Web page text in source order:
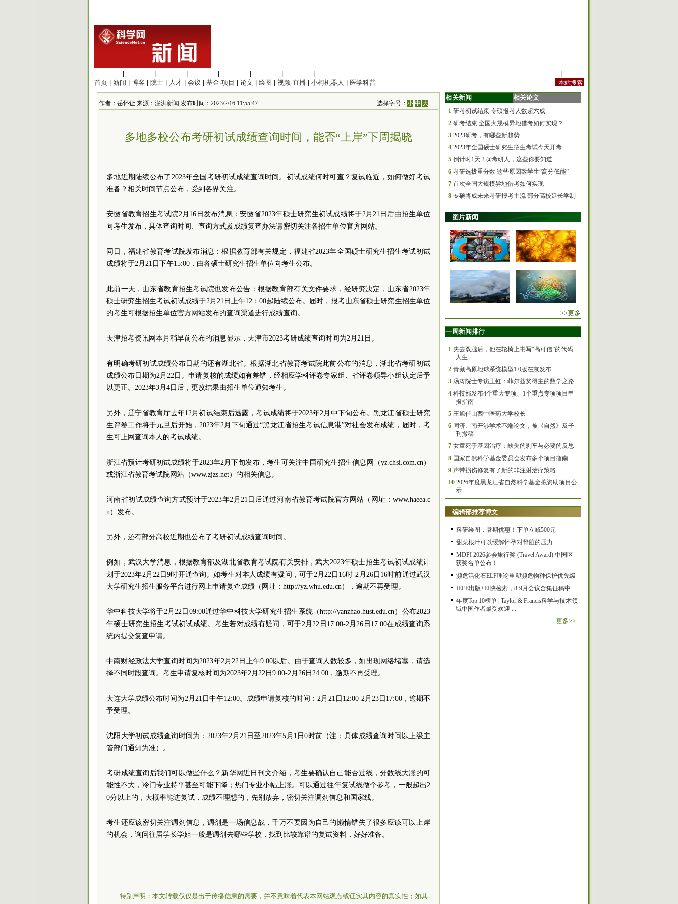
首页
新闻 博客 院士 人才 会议 基金·项目 论文 绘图 视频·直播 小柯机器人 医学科普
作者：岳怀让 来源： 澎湃新闻 发布时间：2023/2/16 11:55:47 选择字号：小 中 大
多地多校公布考研初试成绩查询时间，能否“上岸”下周揭晓
多地近期陆续公布了2023年全国考研初试成绩查询时间。初试成绩何时可查？复试临近，如何做好考试
准备？相关时间节点公布，受到各界关注。
安徽省教育招生考试院2月16日发布消息：安徽省2023年硕士研究生初试成绩将于2月21日后由招生单位
向考生发布，具体查询时间、查询方式及成绩复查办法请密切关注各招生单位官方网站。
同日，福建省教育考试院发布消息：根据教育部有关规定，福建省2023年全国硕士研究生招生考试初试
成绩将于2月21日下午15:00，由各硕士研究生招生单位向考生公布。
此前一天，山东省教育招生考试院也发布公告：根据教育部有关文件要求，经研究决定，山东省2023年
硕士研究生招生考试初试成绩于2月21日上午12：00起陆续公布。届时，报考山东省硕士研究生招生单位
的考生可根据招生单位官方网站发布的查询渠道进行成绩查询。
天津招考资讯网本月稍早前公布的消息显示，天津市2023考研成绩查询时间为2月21日。
有明确考研初试成绩公布日期的还有湖北省。根据湖北省教育考试院此前公布的消息，湖北省考研初试
成绩公布日期为2月22日。申请复核的成绩如有差错，经相应学科评卷专家组、省评卷领导小组认定后予
以更正。2023年3月4日后，更改结果由招生单位通知考生。
另外，辽宁省教育厅去年12月初试结束后透露，考试成绩将于2023年2月中下旬公布。黑龙江省硕士研究
生评卷工作将于元旦后开始，2023年2月下旬通过“黑龙江省招生考试信息港”对社会发布成绩，届时，考
生可上网查询本人的考试成绩。
浙江省预计考研初试成绩将于2023年2月下旬发布，考生可关注中国研究生招生信息网（yz.chsi.com.cn）
或浙江省教育考试院网站（www.zjzs.net）的相关信息。
河南省初试成绩查询方式预计于2023年2月21日后通过河南省教育考试院官方网站（网址：www.haeea.c
n）发布。
另外，还有部分高校近期也公布了考研初试成绩查询时间。
例如，武汉大学消息，根据教育部及湖北省教育考试院有关安排，武大2023年硕士招生考试初试成绩计
划于2023年2月22日9时开通查询。如考生对本人成绩有疑问，可于2月22日16时-2月26日16时前通过武汉
大学研究生招生服务平台进行网上申请复查成绩（网址：http://yz.whu.edu.cn），逾期不再受理。
华中科技大学将于2月22日09:00通过华中科技大学研究生招生系统（http://yanzhao.hust.edu.cn）公布2023
年硕士研究生招生考试初试成绩。考生若对成绩有疑问，可于2月22日17:00-2月26日17:00在成绩查询系
统内提交复查申请。
中南财经政法大学查询时间为2023年2月22日上午9:00以后。由于查询人数较多，如出现网络堵塞，请选
择不同时段查询。考生申请复核时间为2023年2月22日9:00-2月26日24:00，逾期不再受理。
大连大学成绩公布时间为2月21日中午12:00。成绩申请复核的时间：2月21日12:00-2月23日17:00，逾期不
予受理。
沈阳大学初试成绩查询时间为：2023年2月21日至2023年5月1日0时前（注：具体成绩查询时间以上级主
管部门通知为准）。
考研成绩查询后我们可以做些什么？新华网近日刊文介绍，考生要确认自己能否过线，分数线大涨的可
能性不大，冷门专业持平甚至可能下降；热门专业小幅上涨。可以通过往年复试线做个参考，一般超出2
0分以上的，大概率能进复试，成绩不理想的，先别放弃，密切关注调剂信息和国家线。
考生还应该密切关注调剂信息，调剂是一场信息战，千万不要因为自己的懒惰错失了很多应该可以上岸
的机会，询问往届学长学姐一般是调剂去哪些学校，找到比较靠谱的复试资料，好好准备。
特别声明：本文转载仅仅是出于传播信息的需要，并不意味着代表本网站观点或证实其内容的真实性；如其
相关新闻 相关论文
1 研考初试结束 专硕报考人数超六成
2 研考结束 全国大规模异地借考如何实现？
3 2023研考，有哪些新趋势
4 2023年全国硕士研究生招生考试今天开考
5 倒计时1天！@考研人，这些你要知道
6 考研选拔重分数 这些原因致学生“高分低能”
7 首次全国大规模异地借考如何实现
8 专硕将成未来考研报考主流 部分高校延长学制
图片新闻
>>更多
一周新闻排行
1 失去双腿后，他在轮椅上书写“高可信”的代码
人生
2 青藏高原地球系统模型1.0版在京发布
3 汤涛院士专访王虹：菲尔兹奖得主的数学之路
4 科技部发布4个重大专项、1个重点专项项目申
报指南
5 王旭任山西中医药大学校长
6 同济、南开涉学术不端论文，被《自然》及子
刊撤稿
7 女童死于基因治疗：缺失的刹车与必要的反思
8 国家自然科学基金委员会发布多个项目指南
9 声带损伤修复有了新的非注射治疗策略
10 2026年度黑龙江省自然科学基金拟资助项目公
示
编辑部推荐博文
科研绘图，暑期优惠！下单立减500元
甜菜根汁可以缓解怀孕对肾脏的压力
MDPI 2026参会旅行奖 (Travel Award) 中国区
获奖名单公布！
濒危活化石ELF理论重塑濒危物种保护优先级
IEEE出版+EI快检索，8-9月会议合集征稿中
年度Top 10榜单 | Taylor & Francis科学与技术领
域中国作者最受欢迎 ...
更多>>